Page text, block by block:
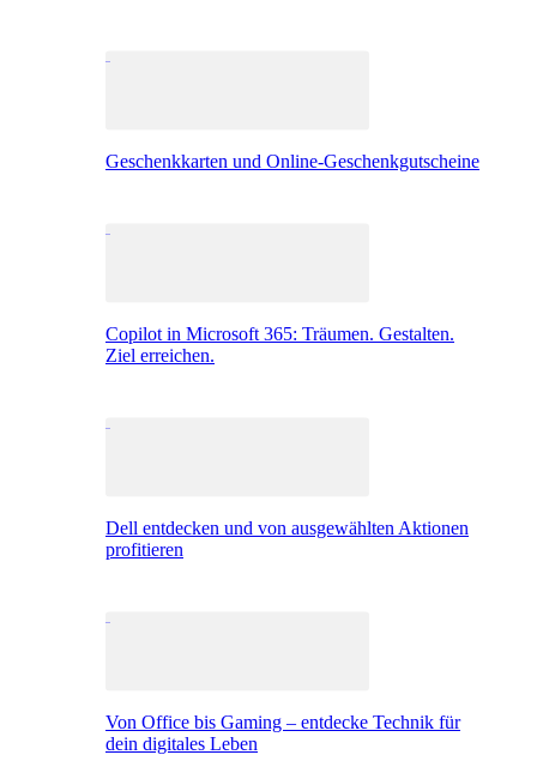
Geschenkkarten und Online-Geschenkgutscheine
Copilot in Microsoft 365: Träumen. Gestalten.
Ziel erreichen.
Dell entdecken und von ausgewählten Aktionen
profitieren
Von Office bis Gaming – entdecke Technik für
dein digitales Leben